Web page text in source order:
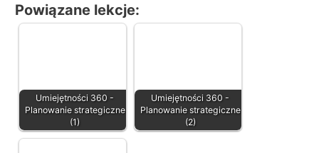
Powiązane lekcje:
Umiejętności 360 -
Planowanie strategiczne
(1)
Umiejętności 360 -
Planowanie strategiczne
(2)